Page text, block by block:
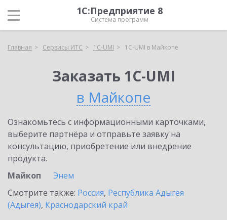
1С:Предприятие 8
Система программ
Главная Сервисы ИТС 1C-UMI 1C-UMI в Майкопе
Заказать 1C-UMI
в Майкопе
Ознакомьтесь с информационными карточками,
выберите партнёра и отправьте заявку на
консультацию, приобретение или внедрение
продукта.
Майкоп
Энем
Смотрите также: Россия, Республика Адыгея
(Адыгея), Краснодарский край